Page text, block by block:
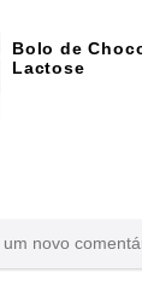
Bolo de
Lactose